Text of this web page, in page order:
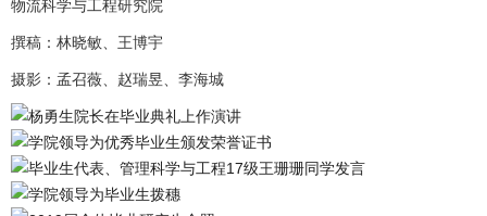
物流科学与工程研究院
撰稿：林晓敏、王博宇
摄影：孟召薇、赵瑞昱、李海城